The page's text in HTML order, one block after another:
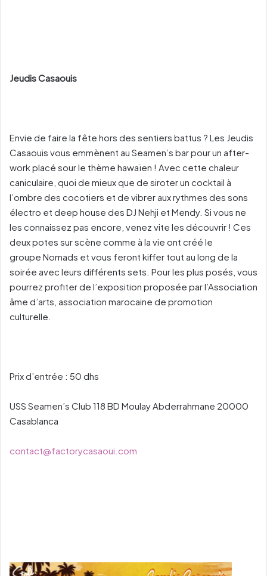
Jeudis Casaouis
Envie de faire la fête hors des sentiers battus ? Les Jeudis
Casaouis vous emmènent au Seamen’s bar pour un after-
work placé sour le thème hawaïen ! Avec cette chaleur
caniculaire, quoi de mieux que de siroter un cocktail à
l’ombre des cocotiers et de vibrer aux rythmes des sons
électro et deep house des DJ Nehji et Mendy. Si vous ne
les connaissez pas encore, venez vite les découvrir ! Ces
deux potes sur scène comme à la vie ont créé le
groupe Nomads et vous feront kiffer tout au long de la
soirée avec leurs différents sets. Pour les plus posés, vous
pourrez profiter de l’exposition proposée par l’Association
âme d’arts, association marocaine de promotion
culturelle.
Prix d’entrée : 50 dhs
USS Seamen’s Club 118 BD Moulay Abderrahmane 20000
Casablanca
contact@factorycasaoui.com